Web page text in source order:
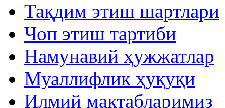
Тақдим этиш шартлари
Чоп этиш тартиби
Намунавий ҳужжатлар
Муаллифлик ҳуқуқи
Илмий мактабларимиз